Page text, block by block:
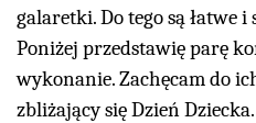
galaretki. Do tego są łatwe
Poniżej przedstawię parę
wykonanie. Zachęcam do
zbliżający się Dzień Dziecka.